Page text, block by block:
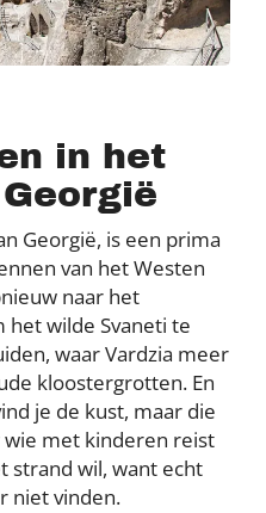
in het
Georgië, is een prima
van het Westen
naar het
het wilde Svaneti te
waar Vardzia meer
kloostergrotten. En
je de kust, maar die
met kinderen reist
strand wil, want echt
niet vinden.